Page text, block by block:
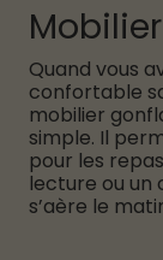
Quand vous
confortable
mobilier
simple. Il
pour les
lecture ou un
s’aère le